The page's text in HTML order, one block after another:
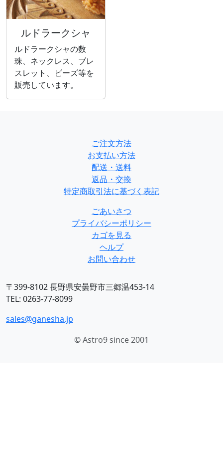
ルドラークシャ
ルドラークシャの数
珠、ネックレス、ブレ
スレット、ビーズ等を
販売しています。
ご注文方法
お支払い方法
配送・送料
返品・交換
特定商取引法に基づく表記
ごあいさつ
プライバシーポリシー
カゴを見る
ヘルプ
お問い合わせ
〒399-8102 長野県安曇野市三郷温453-14
TEL: 0263-77-8099
sales@ganesha.jp
© Astro9 since 2001